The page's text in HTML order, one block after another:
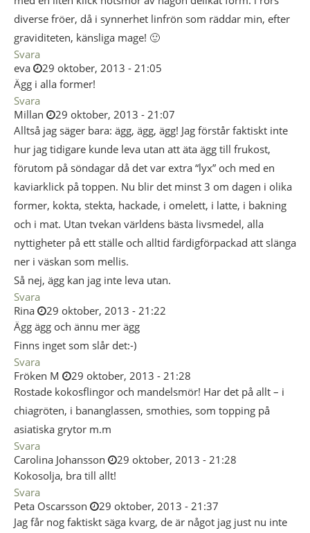
diverse fröer, då i synnerhet linfrön som räddar min, efter
graviditeten, känsliga mage! 🙂
Svara
eva
29 oktober, 2013 - 21:05
Ägg i alla former!
Svara
Millan
29 oktober, 2013 - 21:07
Alltså jag säger bara: ägg, ägg, ägg! Jag förstår faktiskt inte
hur jag tidigare kunde leva utan att äta ägg till frukost,
förutom på söndagar då det var extra “lyx” och med en
kaviarklick på toppen. Nu blir det minst 3 om dagen i olika
former, kokta, stekta, hackade, i omelett, i latte, i bakning
och i mat. Utan tvekan världens bästa livsmedel, alla
nyttigheter på ett ställe och alltid färdigförpackad att slänga
ner i väskan som mellis.
Så nej, ägg kan jag inte leva utan.
Svara
Rina
29 oktober, 2013 - 21:22
Ägg ägg och ännu mer ägg
Finns inget som slår det:-)
Svara
Fröken M
29 oktober, 2013 - 21:28
Rostade kokosflingor och mandelsmör! Har det på allt – i
chiagröten, i bananglassen, smothies, som topping på
asiatiska grytor m.m
Svara
Carolina Johansson
29 oktober, 2013 - 21:28
Kokosolja, bra till allt!
Svara
Peta Oscarsson
29 oktober, 2013 - 21:37
Jag får nog faktiskt säga kvarg, de är något jag just nu inte